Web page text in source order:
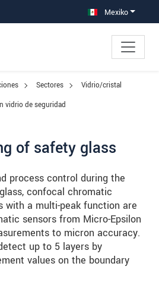
principal Mexiko
Sectores
Vidrio/cristal
vidrio de seguridad
of safety glass
process control during the
confocal chromatic
with a multi-peak function are
sensors from Micro-Epsilon
to micron accuracy.
up to 5 layers by
values on the boundary